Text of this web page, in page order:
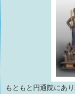
もともと円通院にあ